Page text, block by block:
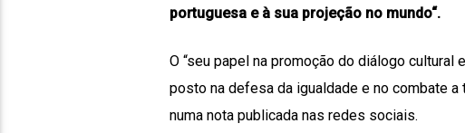
portuguesa e à sua projeção no mundo“.
O “seu papel na promoção do diálogo
posto na defesa da igualdade e no combate
numa nota publicada nas redes sociais.